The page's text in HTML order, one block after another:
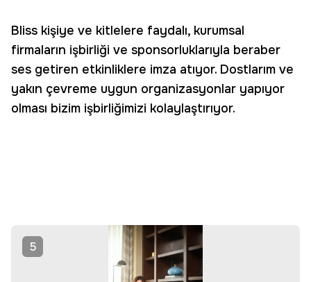
Bliss kişiye ve kitlelere faydalı, kurumsal
firmaların işbirliği ve sponsorluklarıyla beraber
ses getiren etkinliklere imza atıyor. Dostlarım ve
yakın çevreme uygun organizasyonlar yapıyor
olması bizim işbirliğimizi kolaylaştırıyor.
5